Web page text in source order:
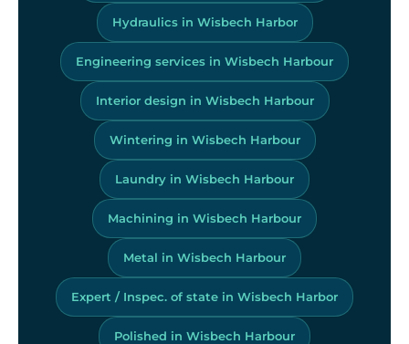
Hydraulics in Wisbech Harbor
Engineering services in Wisbech Harbour
Interior design in Wisbech Harbour
Wintering in Wisbech Harbour
Laundry in Wisbech Harbour
Machining in Wisbech Harbour
Metal in Wisbech Harbour
Expert / Inspec. of state in Wisbech Harbor
Polished in Wisbech Harbour